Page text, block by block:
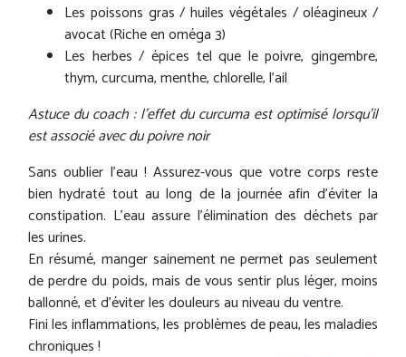
Les poissons gras / huiles végétales / oléagineux /
avocat (Riche en oméga 3)
Les herbes / épices tel que le poivre, gingembre,
thym, curcuma, menthe, chlorelle, l’ail
Astuce du coach : l’effet du curcuma est optimisé lorsqu’il
est associé avec du poivre noir
Sans oublier l’eau ! Assurez-vous que votre corps reste
bien hydraté tout au long de la journée afin d’éviter la
constipation. L'eau assure l’élimination des déchets par
les urines.
En résumé, manger sainement ne permet pas seulement
de perdre du poids, mais de vous sentir plus léger, moins
ballonné, et d'éviter les douleurs au niveau du ventre.
Fini les inflammations, les problèmes de peau, les maladies
chroniques !